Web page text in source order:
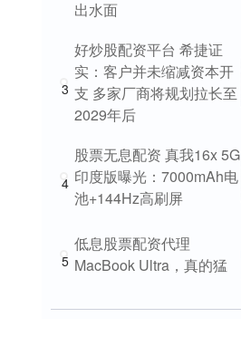
出水面
3
好炒股配资平台 希捷证
实：客户并未缩减资本开
支 多家厂商将规划拉长至
2029年后
4
股票无息配资 真我16x 5G
印度版曝光：7000mAh电
池+144Hz高刷屏
5
低息股票配资代理
MacBook Ultra，真的猛